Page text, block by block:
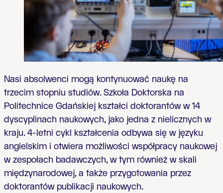
Nasi absolwenci mogą kontynuować naukę na
trzecim stopniu studiów. Szkoła Doktorska na
Politechnice Gdańskiej kształci doktorantów w 14
dyscyplinach naukowych, jako jedna z nielicznych w
kraju. 4-letni cykl kształcenia odbywa się w języku
angielskim i otwiera możliwości współpracy naukowej
w zespołach badawczych, w tym również w skali
międzynarodowej, a także przygotowania przez
doktorantów publikacji naukowych.